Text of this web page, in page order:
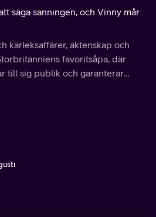
säga sanningen, och Vinny mår
kärleksaffärer, äktenskap och
favoritsåpa, där
till sig publik och garanterar